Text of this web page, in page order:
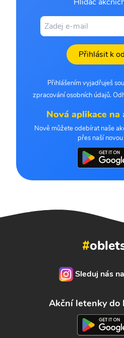
Přihlásit k
Přihlášením vyjadřuješ
zpracování osobních údajů.
Nová aplikace
Nově můžete odebírat naše
přes naší
#
Sleduj nás
Akční letenky do